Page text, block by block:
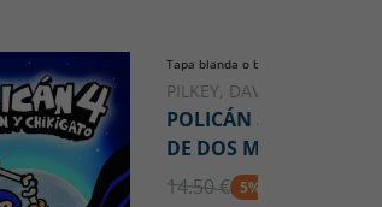
Tapa blanda o bolsillo
PILKEY, DAV
POLICÁN 3: HISTORIA
DE DOS MININOS
14.50 € 5% DTO